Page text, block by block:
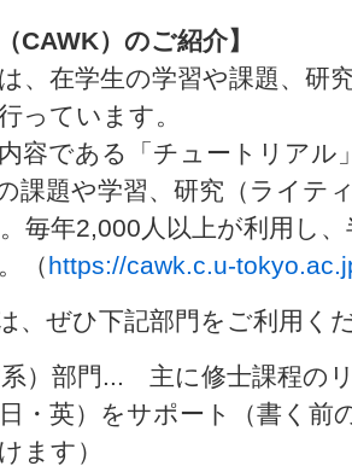
CAWK）のご紹介】
、在学生の学習や課題、研
っています。
容である「チュートリアル
課題や学習、研究（ライテ
毎年2,000人以上が利用し
（https://cawk.c.u-
、ぜひ下記部門をご利用く
）部門... 主に修士課程の
・英）をサポート（書く前
ます）